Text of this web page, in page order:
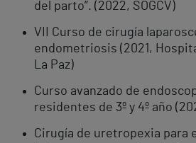
del parto”. (2022, SOGCV)
VII Curso de cirugía
endometriosis (2021,
La Paz)
Curso avanzado de
residentes de 3º y 4º año
Cirugía de uretropexia para